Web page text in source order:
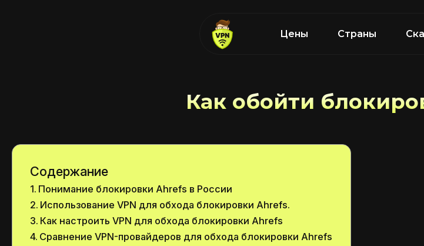
Цены Страны
Как обойти
Содержание
Понимание блокировки Ahrefs в России
Использование VPN для обхода блокировки Ahrefs.
Как настроить VPN для обхода блокировки Ahrefs
Сравнение VPN-провайдеров для обхода блокировки Ahrefs